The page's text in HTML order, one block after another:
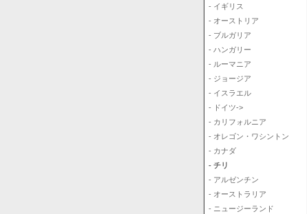
- イギリス
- オーストリア
- ブルガリア
- ハンガリー
- ルーマニア
- ジョージア
- イスラエル
- ドイツ->
- カリフォルニア
- オレゴン・ワシントン
- カナダ
- チリ
- アルゼンチン
- オーストラリア
- ニュージーランド